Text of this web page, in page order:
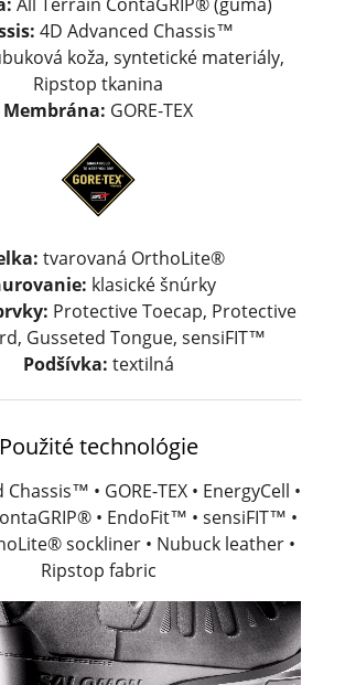
4D Advanced Chassis™
koža, syntetické materiály,
Ripstop tkanina
Membrána: GORE-TEX
tvarovaná OrthoLite®
klasické šnúrky
Protective Toecap, Protective
Gusseted Tongue, sensiFIT™
Podšívka: textilná
Použité technológie
• GORE-TEX • EnergyCell •
• EndoFit™ • sensiFIT™ •
sockliner • Nubuck leather •
Ripstop fabric